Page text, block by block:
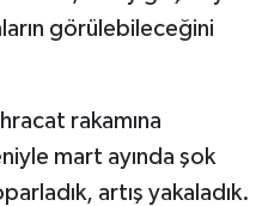
görülebileceğini
rakamına
mart ayında şok
artış yakaladık.